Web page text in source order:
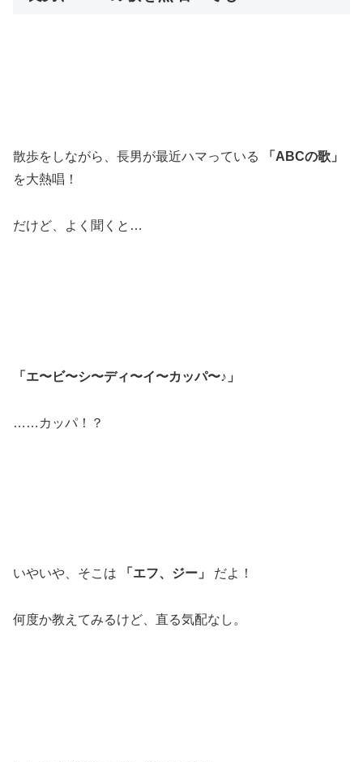
散歩をしながら、長男が最近ハマっている
「ABCの歌」
を大熱唱！
だけど、よく聞くと…
「エ〜ビ〜シ〜ディ〜イ〜カッパ〜♪」
……カッパ！？
いやいや、そこは 「エフ、ジー」 だよ！
何度か教えてみるけど、直る気配なし。